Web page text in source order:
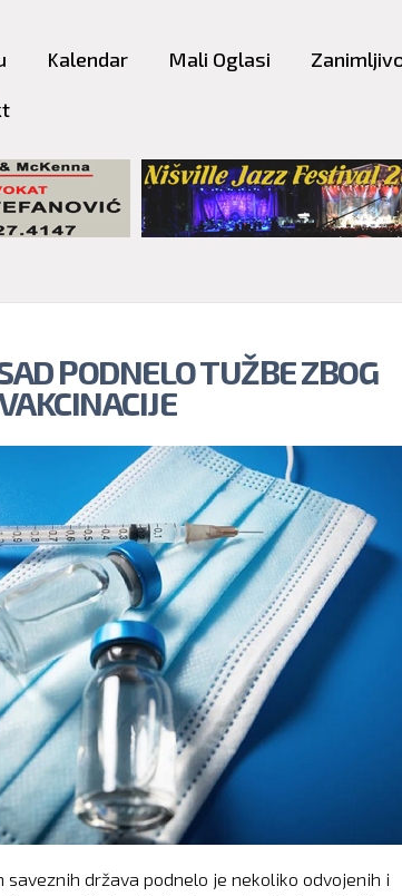
content
Kalendar Mali Oglasi
PODNELO TUŽBE ZBOG
saveznih država podnelo je nekoliko odvojenih i